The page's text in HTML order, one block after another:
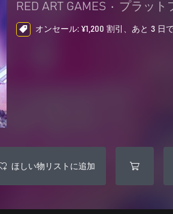
RED ART GAMES • プラット
オンセール: ¥1,200 割引、あと 3 日
ほしい物リストに追加